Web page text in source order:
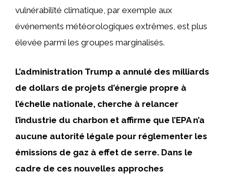
vulnérabilité climatique, par exemple aux
événements météorologiques extrêmes, est plus
élevée parmi les groupes marginalisés.
L’administration Trump a annulé des milliards
de dollars de projets d’énergie propre à
l’échelle nationale, cherche à relancer
l’industrie du charbon et affirme que l’EPA n’a
aucune autorité légale pour réglementer les
émissions de gaz à effet de serre. Dans le
cadre de ces nouvelles approches